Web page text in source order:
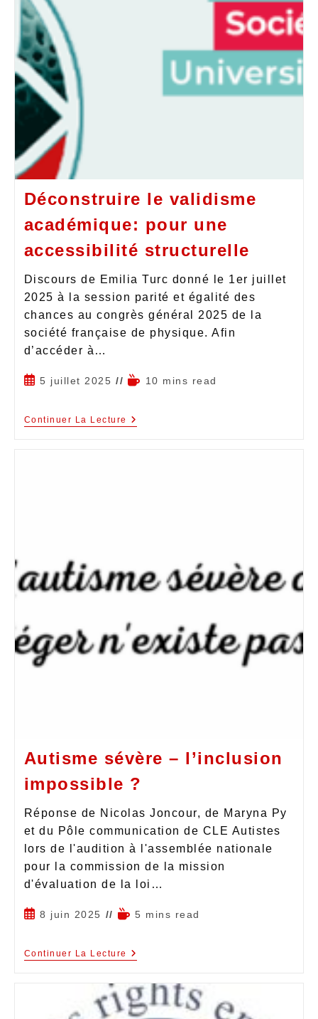
Déconstruire le validisme
académique: pour une
accessibilité structurelle
Discours de Emilia Turc donné le 1er juillet
2025 à la session parité et égalité des
chances au congrès général 2025 de la
société française de physique. Afin
d’accéder à…
5 juillet 2025 10 mins read
Continuer La Lecture
Autisme sévère – l’inclusion
impossible ?
Réponse de Nicolas Joncour, de Maryna Py
et du Pôle communication de CLE Autistes
lors de l'audition à l'assemblée nationale
pour la commission de la mission
d'évaluation de la loi…
8 juin 2025 5 mins read
Continuer La Lecture